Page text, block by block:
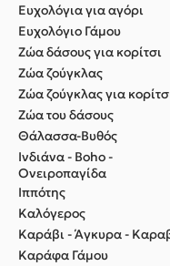
Ευχολόγια για αγόρι
Ευχολόγιο Γάμου
Ζώα δάσους για κορίτσι
Ζώα ζούγκλας
Ζώα ζούγκλας για
Ζώα του δάσους
Θάλασσα-Βυθός
Ινδιάνα - Boho -
Ονειροπαγίδα
Ιππότης
Καλόγερος
Καράβι - Άγκυρα -
Καράφα Γάμου